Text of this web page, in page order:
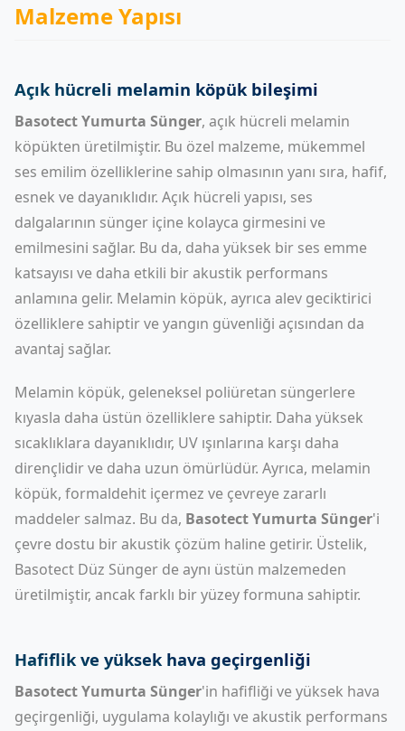
Malzeme Yapısı
Açık hücreli melamin köpük bileşimi
Basotect Yumurta Sünger, açık hücreli melamin
köpükten üretilmiştir. Bu özel malzeme, mükemmel
ses emilim özelliklerine sahip olmasının yanı sıra, hafif,
esnek ve dayanıklıdır. Açık hücreli yapısı, ses
dalgalarının sünger içine kolayca girmesini ve
emilmesini sağlar. Bu da, daha yüksek bir ses emme
katsayısı ve daha etkili bir akustik performans
anlamına gelir. Melamin köpük, ayrıca alev geciktirici
özelliklere sahiptir ve yangın güvenliği açısından da
avantaj sağlar.
Melamin köpük, geleneksel poliüretan süngerlere
kıyasla daha üstün özelliklere sahiptir. Daha yüksek
sıcaklıklara dayanıklıdır, UV ışınlarına karşı daha
dirençlidir ve daha uzun ömürlüdür. Ayrıca, melamin
köpük, formaldehit içermez ve çevreye zararlı
maddeler salmaz. Bu da, Basotect Yumurta Sünger'i
çevre dostu bir akustik çözüm haline getirir. Üstelik,
Basotect Düz Sünger de aynı üstün malzemeden
üretilmiştir, ancak farklı bir yüzey formuna sahiptir.
Hafiflik ve yüksek hava geçirgenliği
Basotect Yumurta Sünger'in hafifliği ve yüksek hava
geçirgenliği, uygulama kolaylığı ve akustik performans